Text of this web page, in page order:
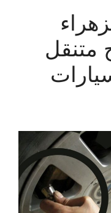
كراج متنقل